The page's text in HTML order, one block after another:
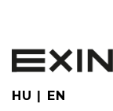
main
content
HU EN